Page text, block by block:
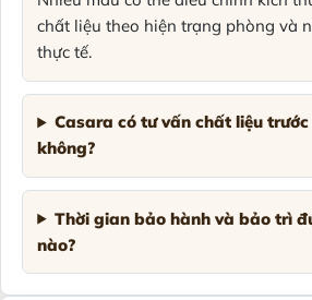
chất liệu theo hiện trạng phòng và
thực tế.
Casara có tư vấn chất liệu
không?
Thời gian bảo hành và bảo trì
nào?